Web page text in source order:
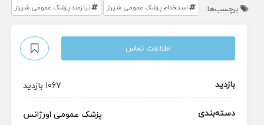
برچسب‌ها: استخدام پزشک عمومی شیراز نیازمند پزشک عمومی شیراز
اطلاعات تماس
بازدید
1067 بازدید
دسته‌بندی
پزشک عمومی اورژانس